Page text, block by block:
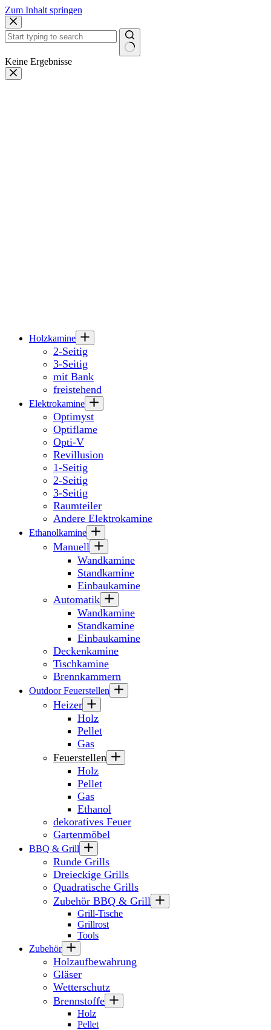
Zum Inhalt springen
Keine Ergebnisse
Holzkamine
2-Seitig
3-Seitig
mit Bank
freistehend
Elektrokamine
Optimyst
Optiflame
Opti-V
Revillusion
1-Seitig
2-Seitig
3-Seitig
Raumteiler
Andere Elektrokamine
Ethanolkamine
Manuell
Wandkamine
Standkamine
Einbaukamine
Automatik
Wandkamine
Standkamine
Einbaukamine
Deckenkamine
Tischkamine
Brennkammern
Outdoor Feuerstellen
Heizer
Holz
Pellet
Gas
Feuerstellen
Holz
Pellet
Gas
Ethanol
dekoratives Feuer
Gartenmöbel
BBQ & Grill
Runde Grills
Dreieckige Grills
Quadratische Grills
Zubehör BBQ & Grill
Grill-Tische
Grillrost
Tools
Zubehör
Holzaufbewahrung
Gläser
Wetterschutz
Brennstoffe
Holz
Pellet